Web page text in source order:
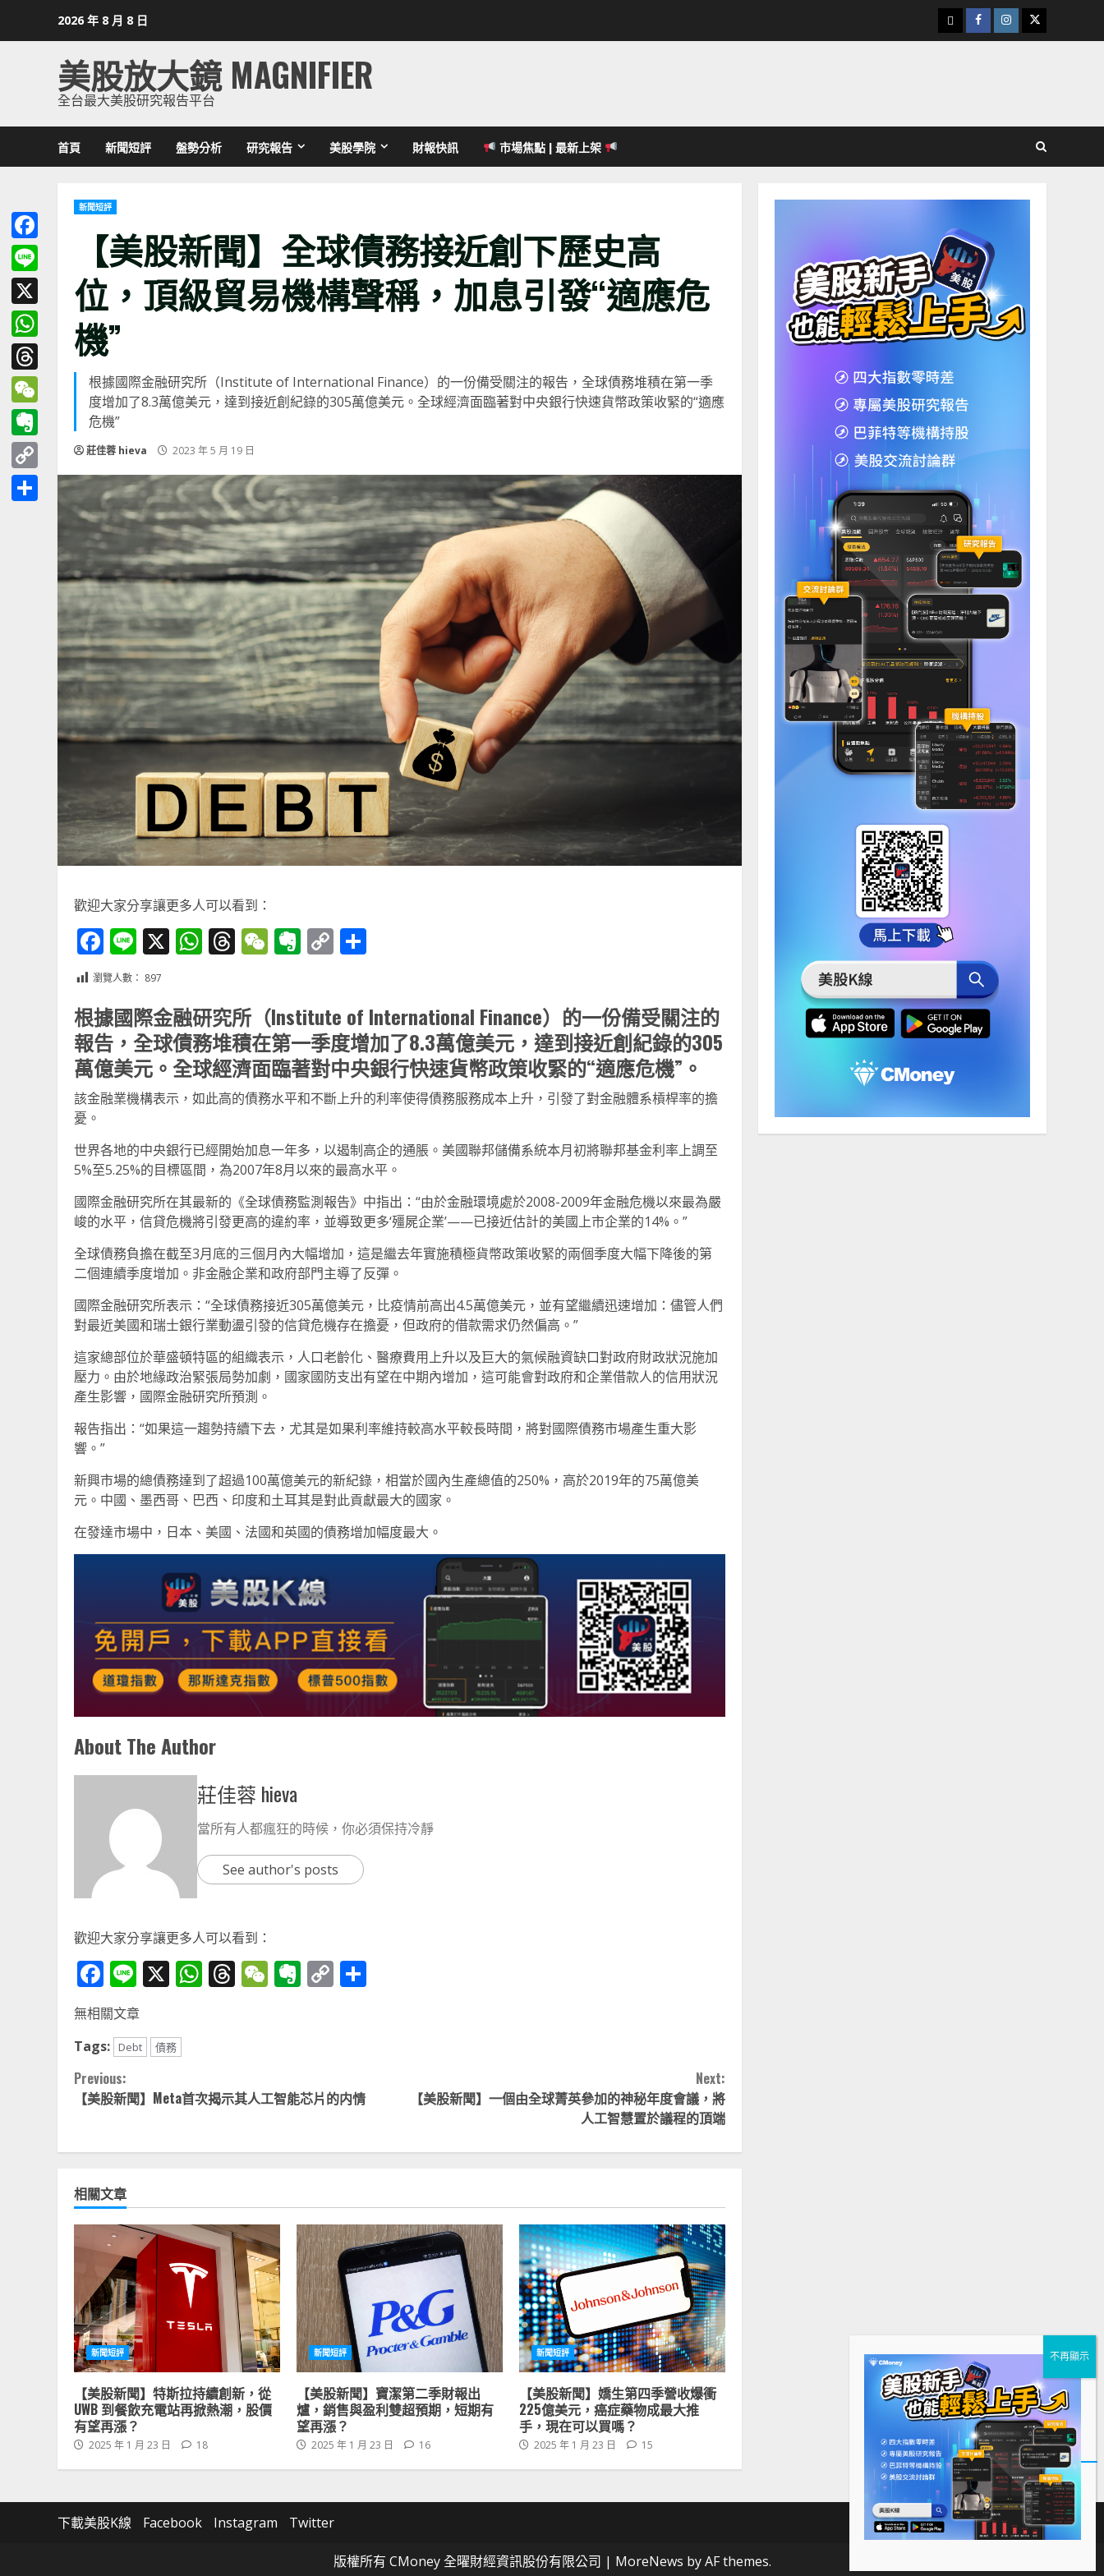
2026 年 8 月 8 日
下
載
Facebook
Instagram
Twitter
美股放大鏡 MAGNIFIER
全台最大美股研究報告平台
首頁 新聞短評 盤勢分析 研究報告 美股學院 財報快訊 市場焦點 | 最新上架
新聞短評
【美股新聞】全球債務接近創下歷史高
位，頂級貿易機構聲稱，加息引發“適應危
機”
根據國際金融研究所（Institute of International Finance）的一份備受關注的報告，全球債務堆積在第一季
度增加了8.3萬億美元，達到接近創紀錄的305萬億美元。全球經濟面臨著對中央銀行快速貨幣政策收緊的“適應
危機”
莊佳蓉 hieva 2023 年 5 月 19 日
歡迎大家分享讓更多人可以看到：
Facebook
Line
X WhatsApp
Threads
WeChat
Evernote
Copy
瀏覽人數： 897
根據國際金融研究所（Institute of International Finance）的一份備受關注的
報告，全球債務堆積在第一季度增加了8.3萬億美元，達到接近創紀錄的305
萬億美元。全球經濟面臨著對中央銀行快速貨幣政策收緊的“適應危機”。
該金融業機構表示，如此高的債務水平和不斷上升的利率使得債務服務成本上升，引發了對金融體系槓桿率的擔
憂。
世界各地的中央銀行已經開始加息一年多，以遏制高企的通脹。美國聯邦儲備系統本月初將聯邦基金利率上調至
5%至5.25%的目標區間，為2007年8月以來的最高水平。
國際金融研究所在其最新的《全球債務監測報告》中指出：“由於金融環境處於2008-2009年金融危機以來最為嚴
峻的水平，信貸危機將引發更高的違約率，並導致更多‘殭屍企業’——已接近估計的美國上市企業的14%。”
全球債務負擔在截至3月底的三個月內大幅增加，這是繼去年實施積極貨幣政策收緊的兩個季度大幅下降後的第
二個連續季度增加。非金融企業和政府部門主導了反彈。
國際金融研究所表示：“全球債務接近305萬億美元，比疫情前高出4.5萬億美元，並有望繼續迅速增加：儘管人們
對最近美國和瑞士銀行業動盪引發的信貸危機存在擔憂，但政府的借款需求仍然偏高。”
這家總部位於華盛頓特區的組織表示，人口老齡化、醫療費用上升以及巨大的氣候融資缺口對政府財政狀況施加
壓力。由於地緣政治緊張局勢加劇，國家國防支出有望在中期內增加，這可能會對政府和企業借款人的信用狀況
產生影響，國際金融研究所預測。
報告指出：“如果這一趨勢持續下去，尤其是如果利率維持較高水平較長時間，將對國際債務市場產生重大影
響。”
新興市場的總債務達到了超過100萬億美元的新紀錄，相當於國內生產總值的250%，高於2019年的75萬億美
元。中國、墨西哥、巴西、印度和土耳其是對此貢獻最大的國家。
在發達市場中，日本、美國、法國和英國的債務增加幅度最大。
About The Author
莊佳蓉 hieva
當所有人都瘋狂的時候，你必須保持冷靜
See author's posts
歡迎大家分享讓更多人可以看到：
Facebook
Line
X WhatsApp
Threads
WeChat
Evernote
Copy
無相關文章
Tags:
Debt 債務
Continue
Reading
Previous:
【美股新聞】Meta首次揭示其人工智能芯片的内情
Next:
【美股新聞】一個由全球菁英參加的神秘年度會議，將
人工智慧置於議程的頂端
相關文章
新聞短評
【美股新聞】特斯拉持續創新，從
UWB 到餐飲充電站再掀熱潮，股價
有望再漲？
2025 年 1 月 23 日 18
新聞短評
【美股新聞】寶潔第二季財報出
爐，銷售與盈利雙超預期，短期有
望再漲？
2025 年 1 月 23 日 16
新聞短評
【美股新聞】嬌生第四季營收爆衝
225億美元，癌症藥物成最大推
手，現在可以買嗎？
2025 年 1 月 23 日 15
Facebook
Line
X
WhatsApp
Threads
WeChat
Evernote
Copy
下載美股K線 Facebook Instagram Twitter
下
載
美
FacebookInstagram
Twitter
版權所有 CMoney 全曜財經資訊股份有限公司 | MoreNews by AF themes.